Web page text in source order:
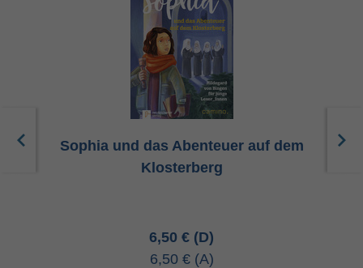
Sophia und das Abenteuer auf dem
Klosterberg
6,50 €
6,50 €